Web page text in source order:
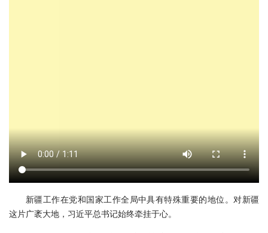
新疆工作在党和国家工作全局中具有特殊重要的地位。对新疆
这片广袤大地，习近平总书记始终牵挂于心。